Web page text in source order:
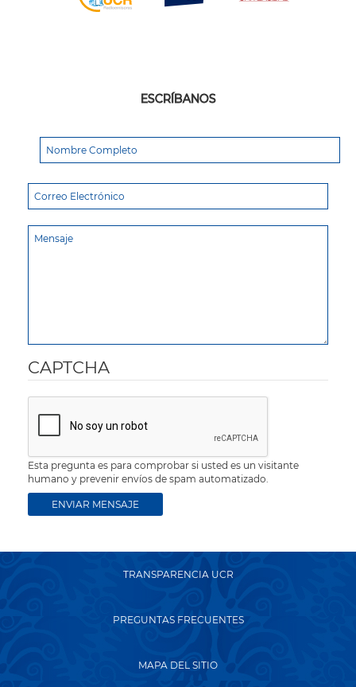
ESCRÍBANOS
CAPTCHA
Esta pregunta es para comprobar si usted es un visitante
humano y prevenir envíos de spam automatizado.
TRANSPARENCIA UCR
PREGUNTAS FRECUENTES
MAPA DEL SITIO